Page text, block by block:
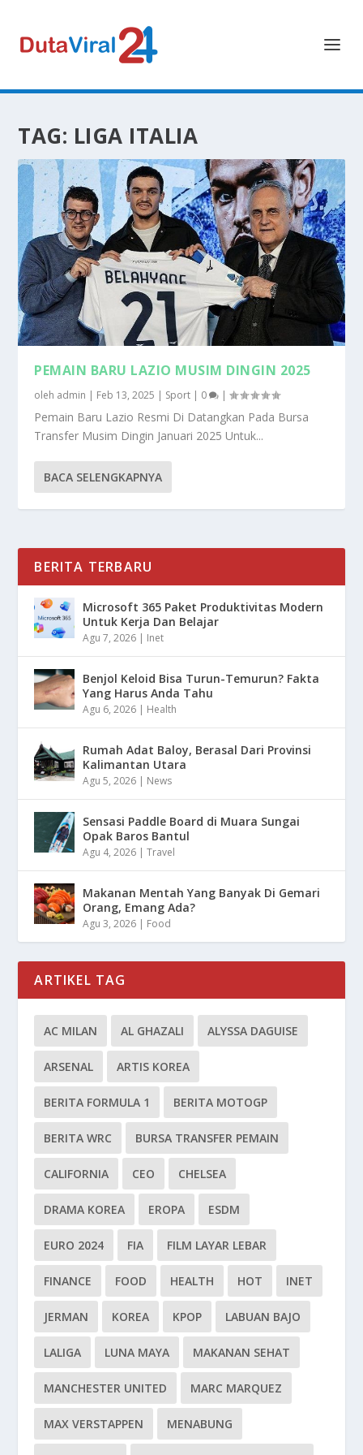
TAG: LIGA ITALIA
PEMAIN BARU LAZIO MUSIM DINGIN 2025
oleh admin | Feb 13, 2025 | Sport | 0 |
Pemain Baru Lazio Resmi Di Datangkan Pada Bursa
Transfer Musim Dingin Januari 2025 Untuk...
BACA SELENGKAPNYA
BERITA TERBARU
Microsoft 365 Paket Produktivitas Modern
Untuk Kerja Dan Belajar
Agu 7, 2026 | Inet
Benjol Keloid Bisa Turun-Temurun? Fakta
Yang Harus Anda Tahu
Agu 6, 2026 | Health
Rumah Adat Baloy, Berasal Dari Provinsi
Kalimantan Utara
Agu 5, 2026 | News
Sensasi Paddle Board di Muara Sungai
Opak Baros Bantul
Agu 4, 2026 |Travel
Makanan Mentah Yang Banyak Di Gemari
Orang, Emang Ada?
Agu 3, 2026 | Food
ARTIKEL TAG
AC MILAN AL GHAZALI ALYSSA DAGUISE
ARSENAL ARTIS KOREA
BERITA FORMULA 1 BERITA MOTOGP
BERITA WRC BURSA TRANSFER PEMAIN
CALIFORNIA CEO CHELSEA
DRAMA KOREA EROPA ESDM
EURO 2024 FIA FILM LAYAR LEBAR
FINANCE FOOD HEALTH HOT INET
JERMAN KOREA KPOP LABUAN BAJO
LALIGA LUNA MAYA MAKANAN SEHAT
MANCHESTER UNITED MARC MARQUEZ
MAX VERSTAPPEN MENABUNG